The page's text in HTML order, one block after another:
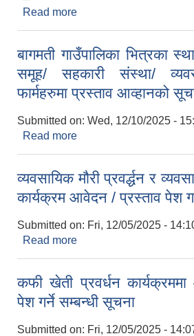
Read more
बागमती गाउँपालिका भित्रका
समूह/ सहकारी संस्था/
फार्महरुमा प्रस्ताव आव्हानको
Submitted on: Wed, 12/10/2025 -
Read more
व्यवसायिक मौरी प्रवर्द्धन र
कार्यक्रम आवेदन / प्रस्ताव पेश
Submitted on: Fri, 12/05/2025 -
Read more
कफी खेती प्रवर्धन
पेश गर्ने सम्बन्धी सूचना
Submitted on: Fri, 12/05/2025 -